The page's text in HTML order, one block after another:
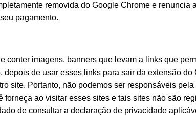
removida do Google Chrome e renuncia
pagamento.
conter imagens, banners que levam a links que
depois de usar esses links para sair da extensão do
site. Portanto, não podemos ser responsáveis
forneça ao visitar esses sites e tais sites não são
de consultar a declaração de privacidade